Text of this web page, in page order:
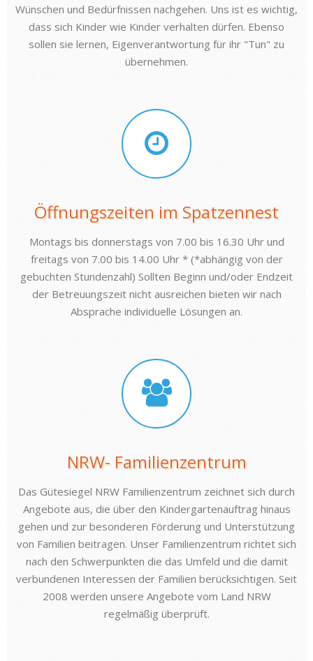
Wünschen und Bedürfnissen nachgehen. Uns ist es wichtig,
dass sich Kinder wie Kinder verhalten dürfen. Ebenso
sollen sie lernen, Eigenverantwortung für ihr "Tun" zu
übernehmen.
Öffnungszeiten im Spatzennest
Montags bis donnerstags von 7.00 bis 16.30 Uhr und
freitags von 7.00 bis 14.00 Uhr * (*abhängig von der
gebuchten Stundenzahl) Sollten Beginn und/oder Endzeit
der Betreuungszeit nicht ausreichen bieten wir nach
Absprache individuelle Lösungen an.
NRW- Familienzentrum
Das Gütesiegel NRW Familienzentrum zeichnet sich durch
Angebote aus, die über den Kindergartenauftrag hinaus
gehen und zur besonderen Förderung und Unterstützung
von Familien beitragen. Unser Familienzentrum richtet sich
nach den Schwerpunkten die das Umfeld und die damit
verbundenen Interessen der Familien berücksichtigen. Seit
2008 werden unsere Angebote vom Land NRW
regelmäßig überprüft.